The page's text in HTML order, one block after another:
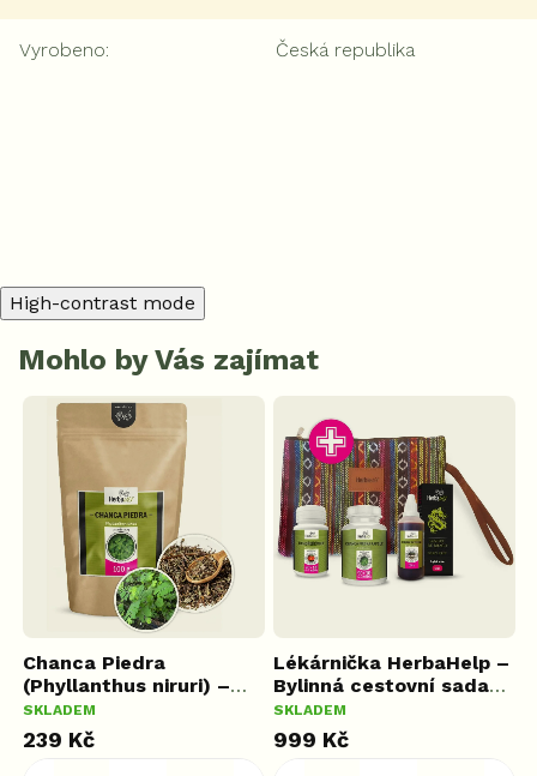
Vyrobeno: Česká republika
High-contrast mode
Mohlo by Vás zajímat
Chanca Piedra
(Phyllanthus niruri) –
Sušená nať, 100 g
SKLADEM
239 Kč
Lékárnička HerbaHelp –
Bylinná cestovní sada
první pomoci
SKLADEM
999 Kč